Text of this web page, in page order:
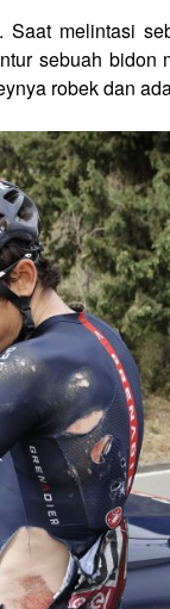
Saat melintasi
sebuah
robek dan